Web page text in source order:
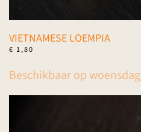
VIETNAMESE LOEMPIA
€ 1,80
Beschikbaar op woensdag